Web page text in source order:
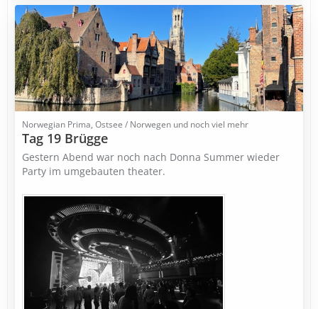
Norwegian Prima, Ostsee / Norwegen und noch viel mehr
Tag 19 Brügge
Gestern Abend war noch nach Donna Summer wieder
Party im umgebauten theater.